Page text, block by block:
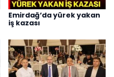
Emirdağ’da yürek yakan
iş kazası